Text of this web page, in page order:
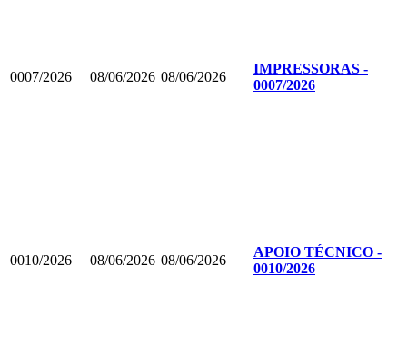
0007/2026 08/06/2026 08/06/2026
IMPRESSORAS -
0007/2026
0010/2026 08/06/2026 08/06/2026
APOIO TÉCNICO -
0010/2026